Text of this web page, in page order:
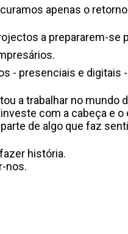
apenas o
a prepararem-se
- presenciais e digitais
a trabalhar no
com a cabeça e
de algo que faz
história.
nos.
recibir comunicaciones de